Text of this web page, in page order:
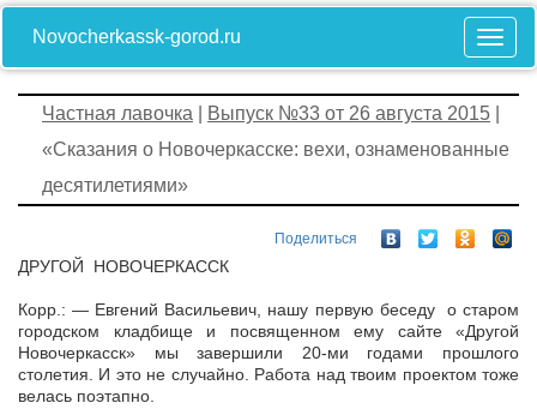
Novocherkassk-gorod.ru
Частная лавочка Выпуск №33 от 26 августа 2015
«Сказания о Новочеркасске: вехи, ознаменованные
десятилетиями»
Поделиться
ДРУГОЙ НОВОЧЕРКАССК
Корр.: — Евгений Васильевич, нашу первую беседу о старом
городском кладбище и посвященном ему сайте «Другой
Новочеркасск» мы завершили 20-ми годами прошлого
столетия. И это не случайно. Работа над твоим проектом тоже
велась поэтапно.